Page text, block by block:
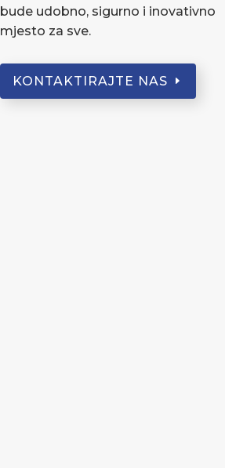
bude udobno, sigurno i inovativno
mjesto za sve.
KONTAKTIRAJTE NAS